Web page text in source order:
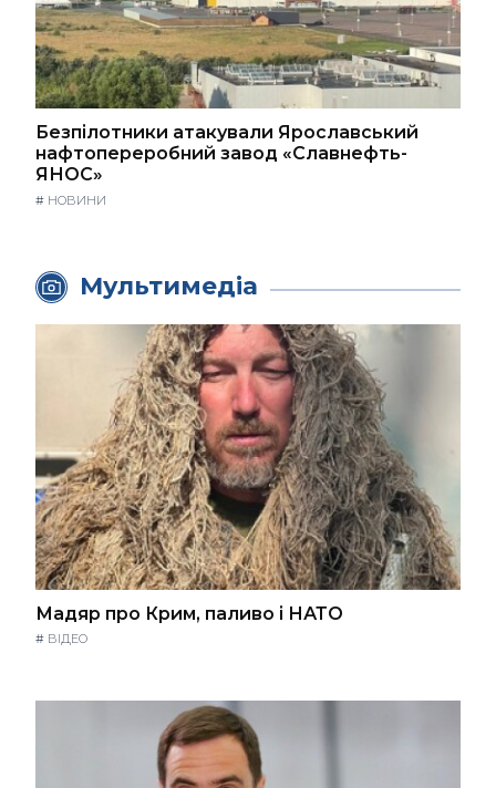
Безпілотники атакували Ярославський
нафтопереробний завод «Славнефть-
ЯНОС»
# НОВИНИ
Мультимедіа
Мадяр про Крим, паливо і НАТО
# ВІДЕО